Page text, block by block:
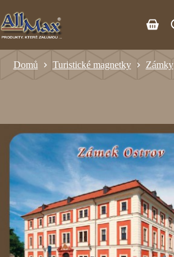
Domů Turistické magnetky Zámky